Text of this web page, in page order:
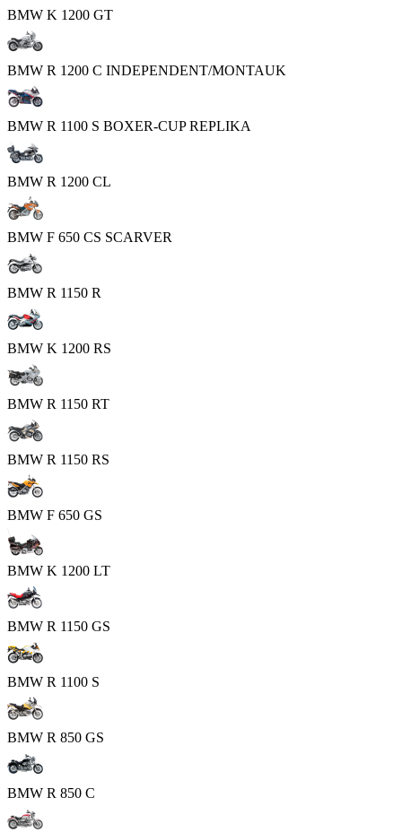
BMW K 1200 GT
BMW R 1200 C INDEPENDENT/MONTAUK
BMW R 1100 S BOXER-CUP REPLIKA
BMW R 1200 CL
BMW F 650 CS SCARVER
BMW R 1150 R
BMW K 1200 RS
BMW R 1150 RT
BMW R 1150 RS
BMW F 650 GS
BMW K 1200 LT
BMW R 1150 GS
BMW R 1100 S
BMW R 850 GS
BMW R 850 C